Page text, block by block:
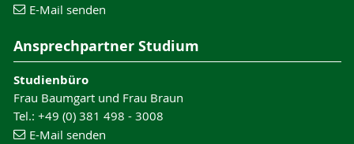
E-Mail senden
Ansprechpartner Studium
Studienbüro
Frau Baumgart und Frau Braun
Tel.: +49 (0) 381 498 - 3008
E-Mail senden